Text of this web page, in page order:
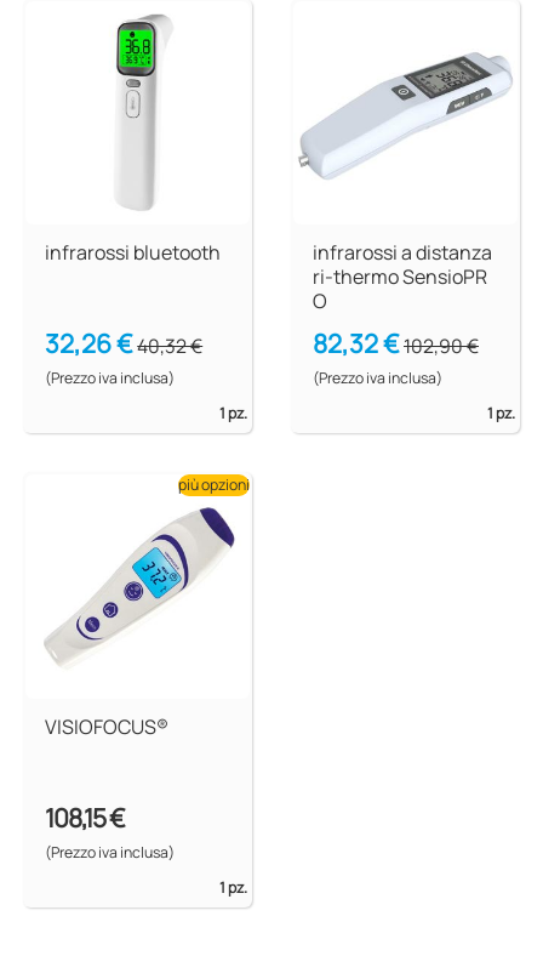
infrarossi bluetooth
32,26 €40,32 €
(Prezzo iva inclusa)
1 pz.
infrarossi a distanza
ri-thermo SensioPR
O
82,32 €102,90 €
(Prezzo iva inclusa)
1 pz.
VISIOFOCUS®
108,15 €
(Prezzo iva inclusa)
1 pz.
più opzioni